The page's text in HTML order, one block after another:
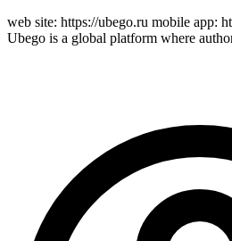
web site: https://ubego.ru mobile app:
Ubego is a global platform where